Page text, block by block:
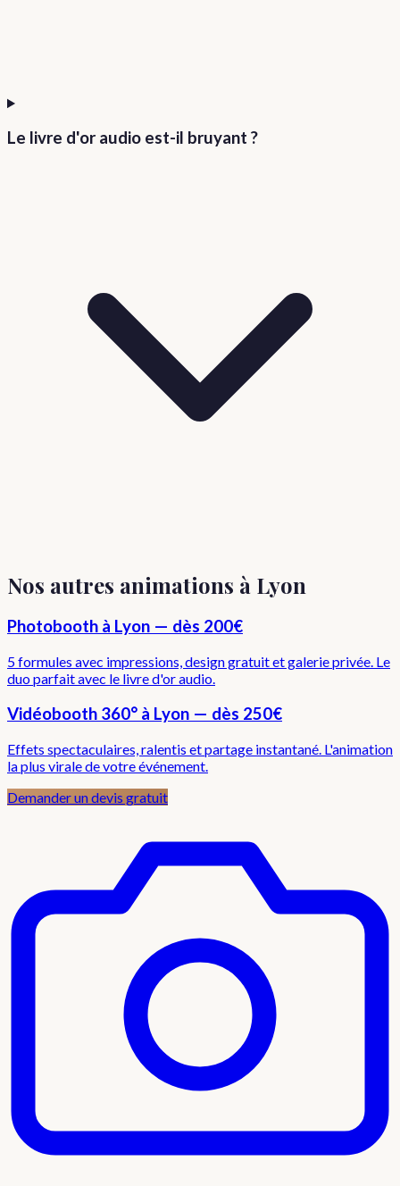
Le livre d'or audio est-il bruyant ?
Nos autres animations à Lyon
Photobooth à Lyon — dès 200€
5 formules avec impressions, design gratuit et galerie privée. Le
duo parfait avec le livre d'or audio.
Vidéobooth 360° à Lyon — dès 250€
Effets spectaculaires, ralentis et partage instantané. L'animation
la plus virale de votre événement.
Demander un devis gratuit